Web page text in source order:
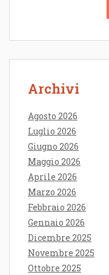
Archivi
Agosto 2026
Luglio 2026
Giugno 2026
Maggio 2026
Aprile 2026
Marzo 2026
Febbraio 2026
Gennaio 2026
Dicembre 2025
Novembre 2025
Ottobre 2025